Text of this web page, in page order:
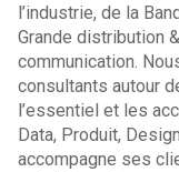
l’industrie, de la
Grande distribution
communication.
consultants autour
l’essentiel et les
Data, Produit,
accompagne ses